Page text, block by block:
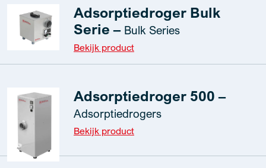
Adsorptiedroger Bulk
Serie – Bulk Series
Bekijk product
Adsorptiedroger 500 –
Adsorptiedrogers
Bekijk product